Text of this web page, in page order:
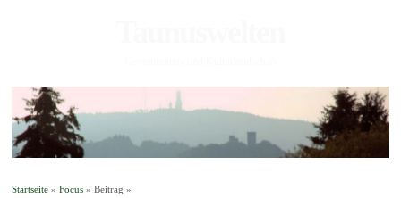
Startseite »Focus » Beitrag »